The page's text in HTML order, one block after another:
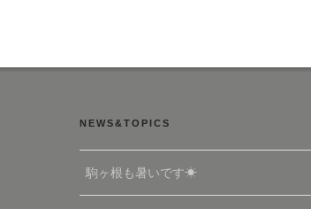
NEWS&TOPICS
駒ヶ根も暑いです☀